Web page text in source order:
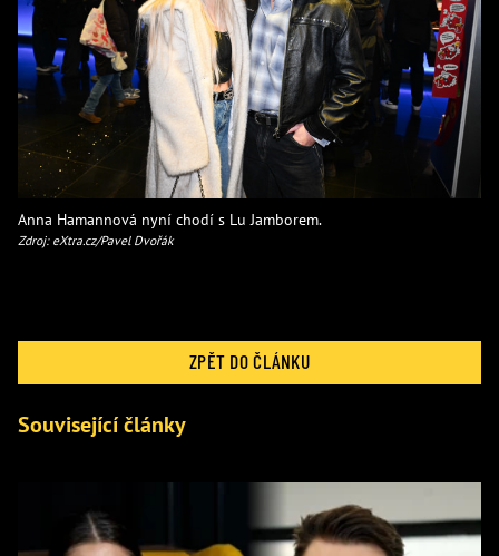
Anna Hamannová nyní chodí s Lu Jamborem.
Zdroj: eXtra.cz/Pavel Dvořák
ZPĚT DO ČLÁNKU
Související články